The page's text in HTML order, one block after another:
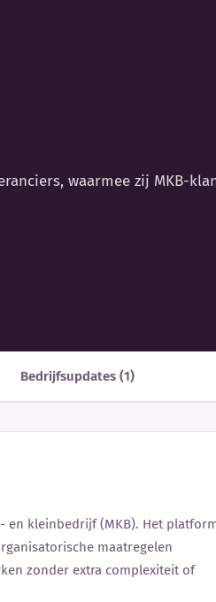
waarmee zij MKB-
Bedrijfsupdates (1)
en kleinbedrijf (MKB). Het
maatregelen
zonder extra complexiteit of